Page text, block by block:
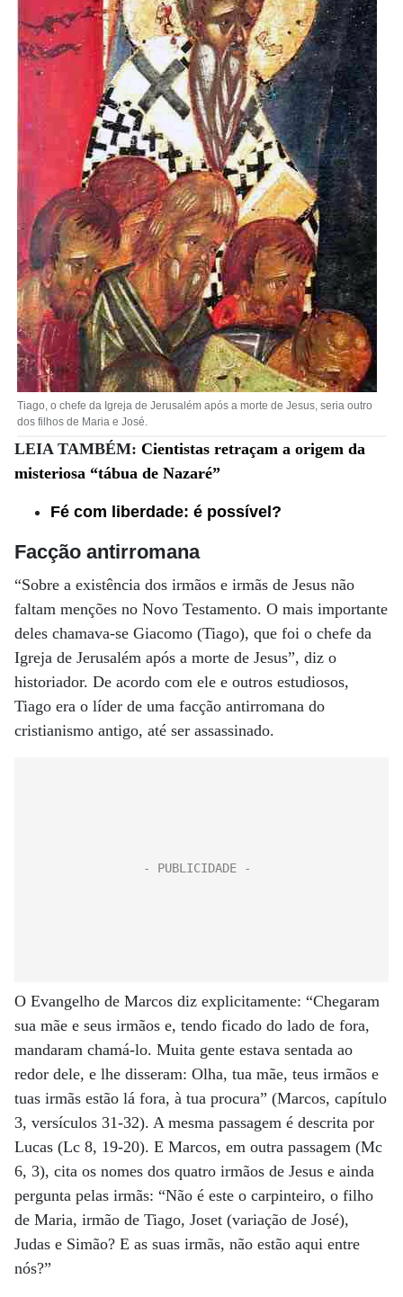
Tiago, o chefe da Igreja de Jerusalém após a morte de Jesus, seria outro
dos filhos de Maria e José.
LEIA TAMBÉM: Cientistas retraçam a origem da
misteriosa “tábua de Nazaré”
Fé com liberdade: é possível?
Facção antirromana
“Sobre a existência dos irmãos e irmãs de Jesus não
faltam menções no Novo Testamento. O mais importante
deles chamava-se Giacomo (Tiago), que foi o chefe da
Igreja de Jerusalém após a morte de Jesus”, diz o
historiador. De acordo com ele e outros estudiosos,
Tiago era o líder de uma facção antirromana do
cristianismo antigo, até ser assassinado.
O Evangelho de Marcos diz explicitamente: “Chegaram
sua mãe e seus irmãos e, tendo ficado do lado de fora,
mandaram chamá-lo. Muita gente estava sentada ao
redor dele, e lhe disseram: Olha, tua mãe, teus irmãos e
tuas irmãs estão lá fora, à tua procura” (Marcos, capítulo
3, versículos 31-32). A mesma passagem é descrita por
Lucas (Lc 8, 19-20). E Marcos, em outra passagem (Mc
6, 3), cita os nomes dos quatro irmãos de Jesus e ainda
pergunta pelas irmãs: “Não é este o carpinteiro, o filho
de Maria, irmão de Tiago, Joset (variação de José),
Judas e Simão? E as suas irmãs, não estão aqui entre
nós?”